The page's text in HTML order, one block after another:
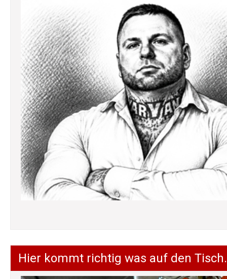
Hier kommt richtig was auf den Tisch.